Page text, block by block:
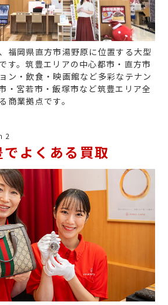
福岡県直方市湯野原に位置する大型
す。筑豊エリアの中心都市・直方市
ン・飲食・映画館など多彩なテナン
・宮若市・飯塚市など筑豊エリア全
商業拠点です。
2
よくある買取